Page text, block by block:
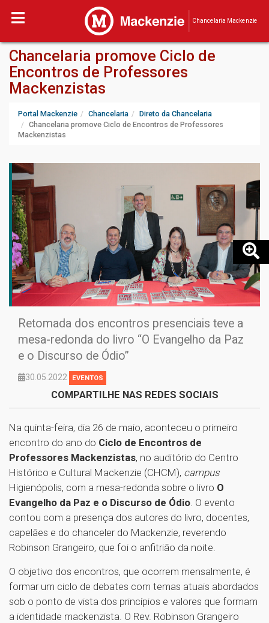
Chancelaria Mackenzie
Chancelaria promove Ciclo de
Encontros de Professores
Mackenzistas
Portal Mackenzie Chancelaria
Direto da Chancelaria
Chancelaria promove Ciclo de Encontros de Professores
Mackenzistas
Retomada dos encontros presenciais teve a
mesa-redonda do livro “O Evangelho da Paz
e o Discurso de Ódio”
30.05.2022 EVENTOS
COMPARTILHE NAS REDES SOCIAIS
Na quinta-feira, dia 26 de maio, aconteceu o primeiro
encontro do ano do Ciclo de Encontros de
Professores Mackenzistas, no auditório do Centro
Histórico e Cultural Mackenzie (CHCM), campus
Higienópolis, com a mesa-redonda sobre o livro O
Evangelho da Paz e o Discurso de Ódio . O evento
contou com a presença dos autores do livro, docentes,
capelães e do chanceler do Mackenzie, reverendo
Robinson Grangeiro, que foi o anfitrião da noite.
O objetivo dos encontros, que ocorrem mensalmente, é
formar um ciclo de debates com temas atuais abordados
sob o ponto de vista dos princípios e valores que formam
a identidade mackenzista. O Rev. Robinson Grangeiro